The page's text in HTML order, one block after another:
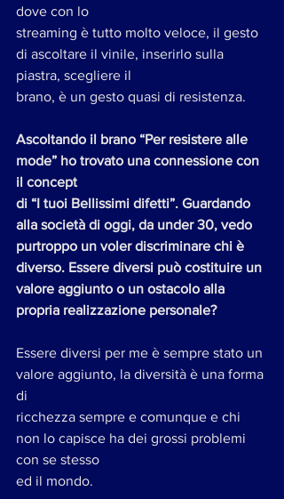
dove con lo
streaming è tutto molto veloce, il gesto
di ascoltare il vinile, inserirlo sulla
piastra, scegliere il
brano, è un gesto quasi di resistenza.
Ascoltando il brano “Per resistere alle
mode” ho trovato una connessione con
il concept
di “I tuoi Bellissimi difetti”. Guardando
alla società di oggi, da under 30, vedo
purtroppo un voler discriminare chi è
diverso. Essere diversi può costituire un
valore aggiunto o un ostacolo alla
propria realizzazione personale?
Essere diversi per me è sempre stato un
valore aggiunto, la diversità è una forma
di
ricchezza sempre e comunque e chi
non lo capisce ha dei grossi problemi
con se stesso
ed il mondo.